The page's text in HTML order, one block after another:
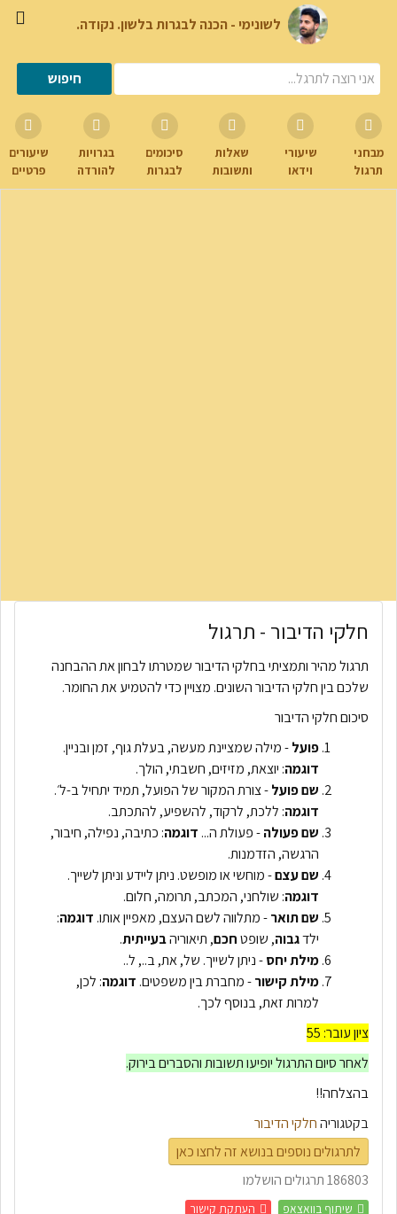
לשונימי - הכנה לבגרות בלשון. נקודה.
מבחני
תרגול
שיעורי
וידאו
שאלות
ותשובות
סיכומים
לבגרות
בגרויות
להורדה
שיעורים
פרטיים
חלקי הדיבור - תרגול
תרגול מהיר ותמציתי בחלקי הדיבור שמטרתו לבחון את ההבחנה
שלכם בין חלקי הדיבור השונים. מצויין כדי להטמיע את החומר.
סיכום חלקי הדיבור
פועל- מילה שמציינת מעשה, בעלת גוף, זמן ובניין.
דוגמה: יוצאת, מזיזים, חשבתי, הולך.
שםפועל- צורת המקור של הפועל, תמיד יתחיל ב-ל׳.
דוגמה: ללכת, לרקוד, להשפיע, להתכתב.
שםפעולה- פעולת ה... דוגמה: כתיבה, נפילה, חיבור,
הרגשה, הזדמנות.
שםעצם- מוחשי או מופשט. ניתן ליידע וניתן לשייך.
דוגמה: שולחני, המכתב, תרומה, חלום.
שםתואר- מתלווה לשם העצם, מאפיין אותו. דוגמה:
ילדגבוה, שופטחכם, תיאוריהבעייתית.
מילתיחס- ניתן לשייך. של, את, ב.., ל..
מילתקישור- מחברת בין משפטים. דוגמה: לכן,
למרות זאת, בנוסף לכך.
ציון עובר: 55
לאחר סיום התרגול יופיעו תשובות והסברים בירוק.
בהצלחה!!
בקטגוריהחלקי הדיבור
לתרגולים נוספים בנושא זה לחצו כאן
186803 תרגולים הושלמו
שיתוף בוואצאפ העתקת קישור